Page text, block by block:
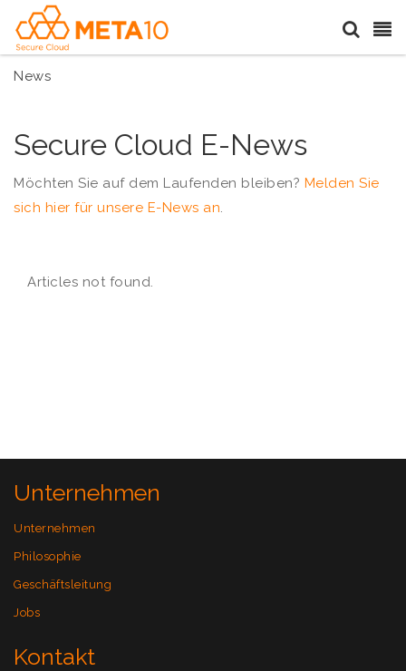
News
Secure Cloud E-News
Möchten Sie auf dem Laufenden bleiben? Melden Sie
sich hier für unsere E-News an.
Articles not found.
Unternehmen
Unternehmen
Philosophie
Geschäftsleitung
Jobs
Kontakt